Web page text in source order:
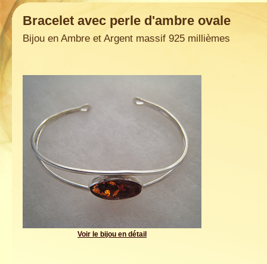
Bracelet avec perle d'ambre ovale
Bijou en Ambre et Argent massif 925 millièmes
Voir le bijou en détail